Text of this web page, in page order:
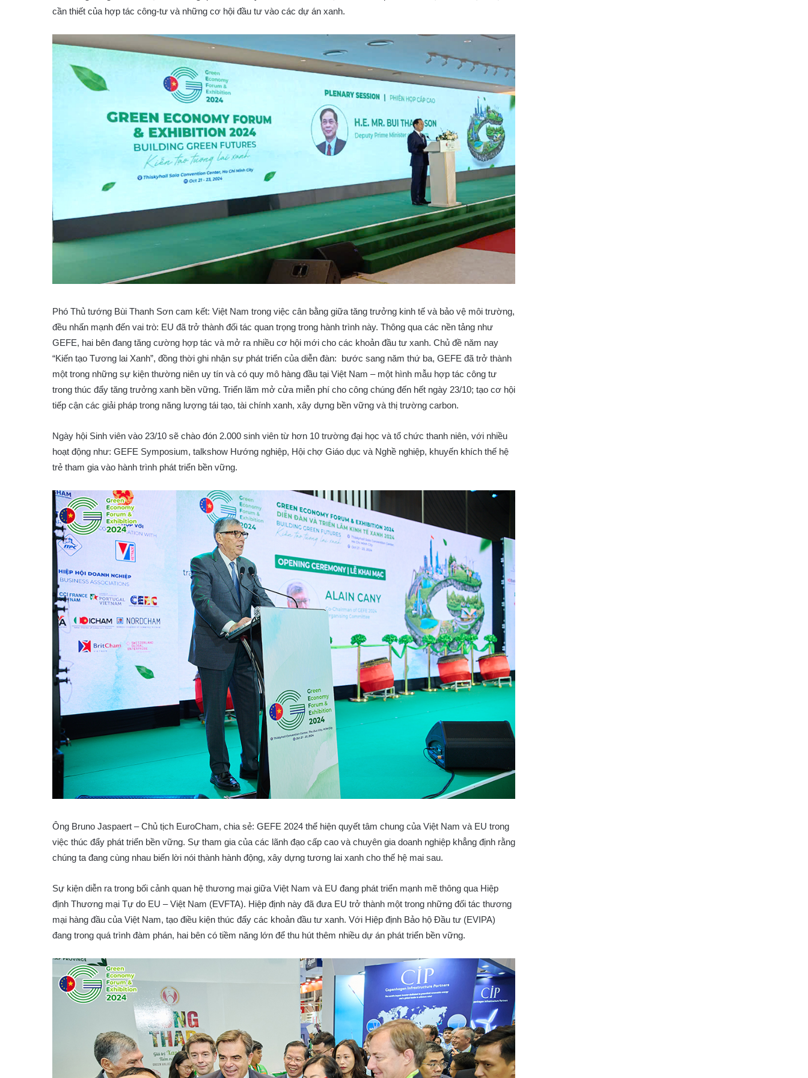
cần thiết của hợp tác công-tư và những cơ hội đầu tư vào các dự án xanh.
Phó Thủ tướng Bùi Thanh Sơn cam kết: Việt Nam trong việc cân bằng giữa tăng trưởng kinh tế và bảo vệ môi trường,
đều nhấn mạnh đến vai trò: EU đã trở thành đối tác quan trọng trong hành trình này. Thông qua các nền tảng như
GEFE, hai bên đang tăng cường hợp tác và mở ra nhiều cơ hội mới cho các khoản đầu tư xanh. Chủ đề năm nay
“Kiến tạo Tương lai Xanh”, đồng thời ghi nhận sự phát triển của diễn đàn: bước sang năm thứ ba, GEFE đã trở thành
một trong những sự kiện thường niên uy tín và có quy mô hàng đầu tại Việt Nam – một hình mẫu hợp tác công tư
trong thúc đẩy tăng trưởng xanh bền vững. Triển lãm mở cửa miễn phí cho công chúng đến hết ngày 23/10; tạo cơ hội
tiếp cận các giải pháp trong năng lượng tái tạo, tài chính xanh, xây dựng bền vững và thị trường carbon.
Ngày hội Sinh viên vào 23/10 sẽ chào đón 2.000 sinh viên từ hơn 10 trường đại học và tổ chức thanh niên, với nhiều
hoạt động như: GEFE Symposium, talkshow Hướng nghiệp, Hội chợ Giáo dục và Nghề nghiệp, khuyến khích thế hệ
trẻ tham gia vào hành trình phát triển bền vững.
Ông Bruno Jaspaert – Chủ tịch EuroCham, chia sẻ: GEFE 2024 thể hiện quyết tâm chung của Việt Nam và EU trong
việc thúc đẩy phát triển bền vững. Sự tham gia của các lãnh đạo cấp cao và chuyên gia doanh nghiệp khẳng định rằng
chúng ta đang cùng nhau biến lời nói thành hành động, xây dựng tương lai xanh cho thế hệ mai sau.
Sự kiện diễn ra trong bối cảnh quan hệ thương mại giữa Việt Nam và EU đang phát triển mạnh mẽ thông qua Hiệp
định Thương mại Tự do EU – Việt Nam (EVFTA). Hiệp định này đã đưa EU trở thành một trong những đối tác thương
mại hàng đầu của Việt Nam, tạo điều kiện thúc đẩy các khoản đầu tư xanh. Với Hiệp định Bảo hộ Đầu tư (EVIPA)
đang trong quá trình đàm phán, hai bên có tiềm năng lớn để thu hút thêm nhiều dự án phát triển bền vững.